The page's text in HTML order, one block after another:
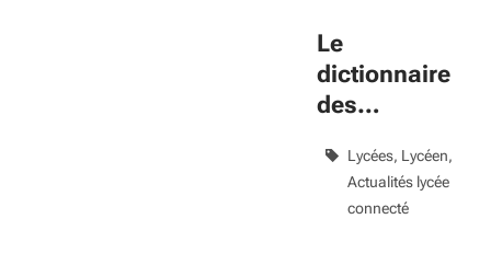
Le
dictionnaire
des
Lycées Lycéen
Actualités lycée
connecté